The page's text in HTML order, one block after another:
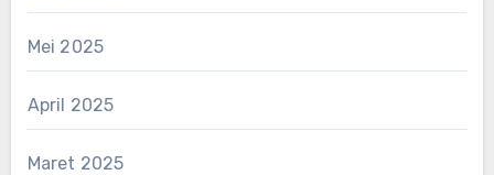
Mei 2025
April 2025
Maret 2025